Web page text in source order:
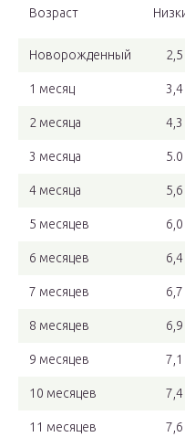
Возраст
Новорожденный 2,5
1 месяц 3,4
2 месяца 4,3
3 месяца 5.0
4 месяца 5,6
5 месяцев 6,0
6 месяцев 6,4
7 месяцев 6,7
8 месяцев 6,9
9 месяцев 7,1
10 месяцев 7,4
11 месяцев 7,6